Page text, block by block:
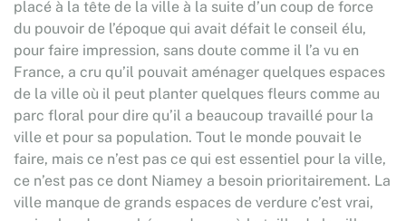
placé à la tête de la ville à la suite d’un coup de force
du pouvoir de l’époque qui avait défait le conseil élu,
pour faire impression, sans doute comme il l’a vu en
France, a cru qu’il pouvait aménager quelques espaces
de la ville où il peut planter quelques fleurs comme au
parc floral pour dire qu’il a beaucoup travaillé pour la
ville et pour sa population. Tout le monde pouvait le
faire, mais ce n’est pas ce qui est essentiel pour la ville,
ce n’est pas ce dont Niamey a besoin prioritairement. La
ville manque de grands espaces de verdure c’est vrai,